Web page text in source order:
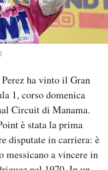
ha vinto il Gran
1, corso domenica
Circuit di Manama.
è stata la prima
disputate in carriera: è
messicano a vincere in